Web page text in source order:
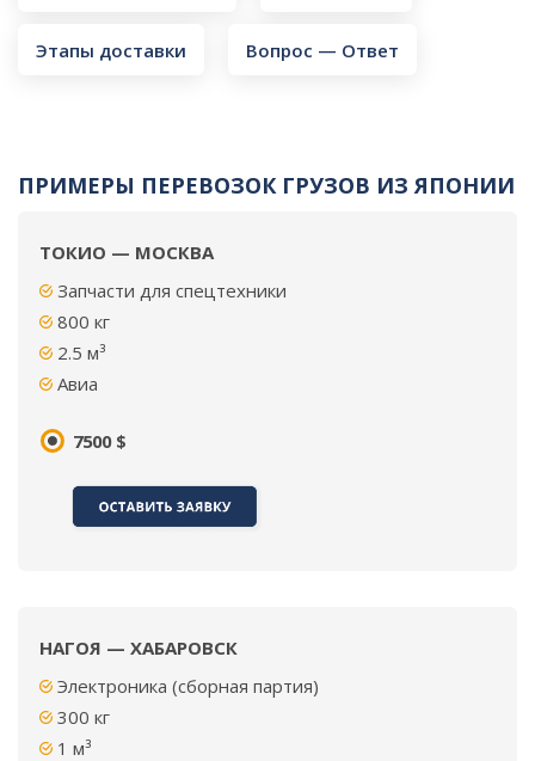
Этапы доставки Вопрос — Ответ
ПРИМЕРЫ ПЕРЕВОЗОК ГРУЗОВ ИЗ ЯПОНИИ
ТОКИО — МОСКВА
Запчасти для спецтехники
800 кг
2.5 м³
Авиа
7500 $
НАГОЯ — ХАБАРОВСК
Электроника (сборная партия)
300 кг
1 м³